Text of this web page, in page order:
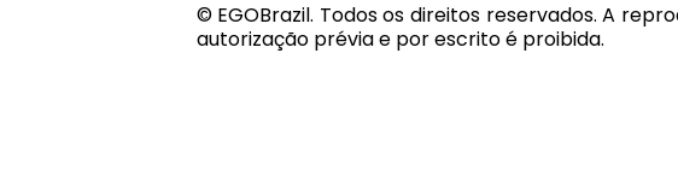
© EGOBrazil. Todos os direitos reservados. A
autorização prévia e por escrito é proibida.